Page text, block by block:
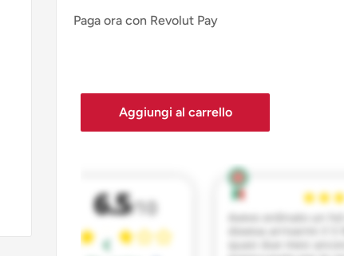
Paga ora con Revolut Pay
Aggiungi al carrello